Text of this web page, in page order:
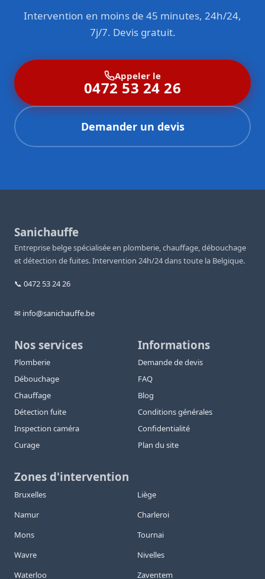
Intervention en moins de 45 minutes, 24h/24,
7j/7. Devis gratuit.
Appeler le
0472 53 24 26
Demander un devis
Sanichauffe
Entreprise belge spécialisée en plomberie, chauffage, débouchage
et détection de fuites. Intervention 24h/24 dans toute la Belgique.
📞 0472 53 24 26
✉ info@sanichauffe.be
Nos services
Plomberie
Débouchage
Chauffage
Détection fuite
Inspection caméra
Curage
Informations
Demande de devis
FAQ
Blog
Conditions générales
Confidentialité
Plan du site
Zones d'intervention
Bruxelles
Liège
Namur
Charleroi
Mons
Tournai
Wavre
Nivelles
Waterloo
Zaventem